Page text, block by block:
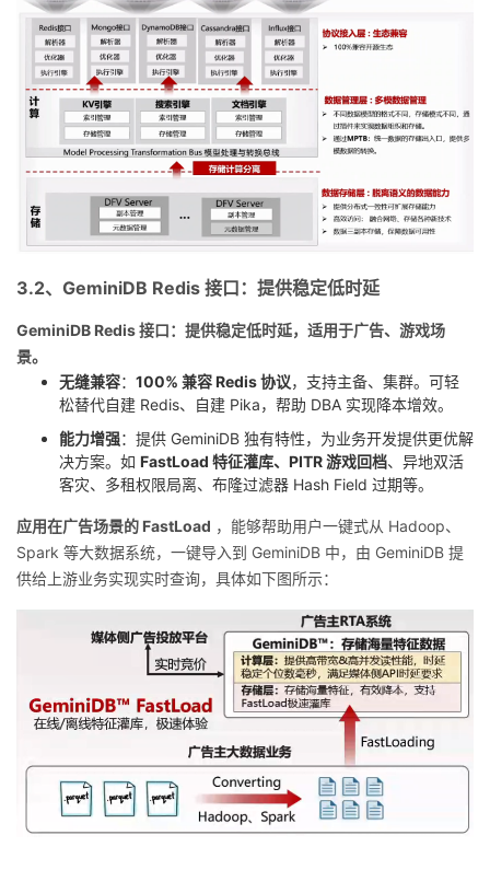
3.2、GeminiDB Redis 接口：提供稳定低时延
GeminiDB Redis 接口：提供稳定低时延，适用于广告、游戏场
景。
无缝兼容： 100% 兼容 Redis 协议，支持主备、集群。可轻
松替代自建 Redis、自建 Pika，帮助 DBA 实现降本增效。
能力增强：提供 GeminiDB 独有特性，为业务开发提供更优解
决方案。如 FastLoad 特征灌库、PITR 游戏回档、异地双活
客灾、多租权限局离、布隆过滤器 Hash Field 过期等。
应用在广告场景的 FastLoad ，能够帮助用户一键式从 Hadoop、
Spark 等大数据系统，一键导入到 GeminiDB 中，由 GeminiDB 提
供给上游业务实现实时查询，具体如下图所示：